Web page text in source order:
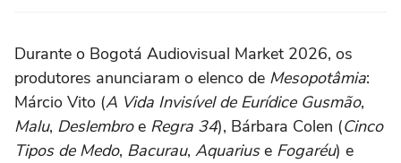
Durante o Bogotá Audiovisual Market 2026, os
produtores anunciaram o elenco de Mesopotâmia:
Márcio Vito (A Vida Invisível de Eurídice Gusmão,
Malu, Deslembroe Regra 34), Bárbara Colen (Cinco
Tipos de Medo, Bacurau, Aquariuse Fogaréu) e